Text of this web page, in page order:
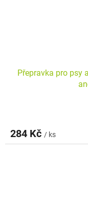
Přepravka pro psy
284 Kč / ks